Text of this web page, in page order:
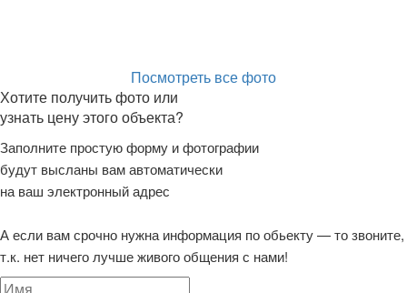
Посмотреть все фото
Хотите получить фото или
узнать цену этого объекта?
Заполните простую форму и фотографии
будут высланы вам автоматически
на ваш электронный адрес
А если вам срочно нужна информация по обьекту — то звоните,
т.к. нет ничего лучше живого общения с нами!